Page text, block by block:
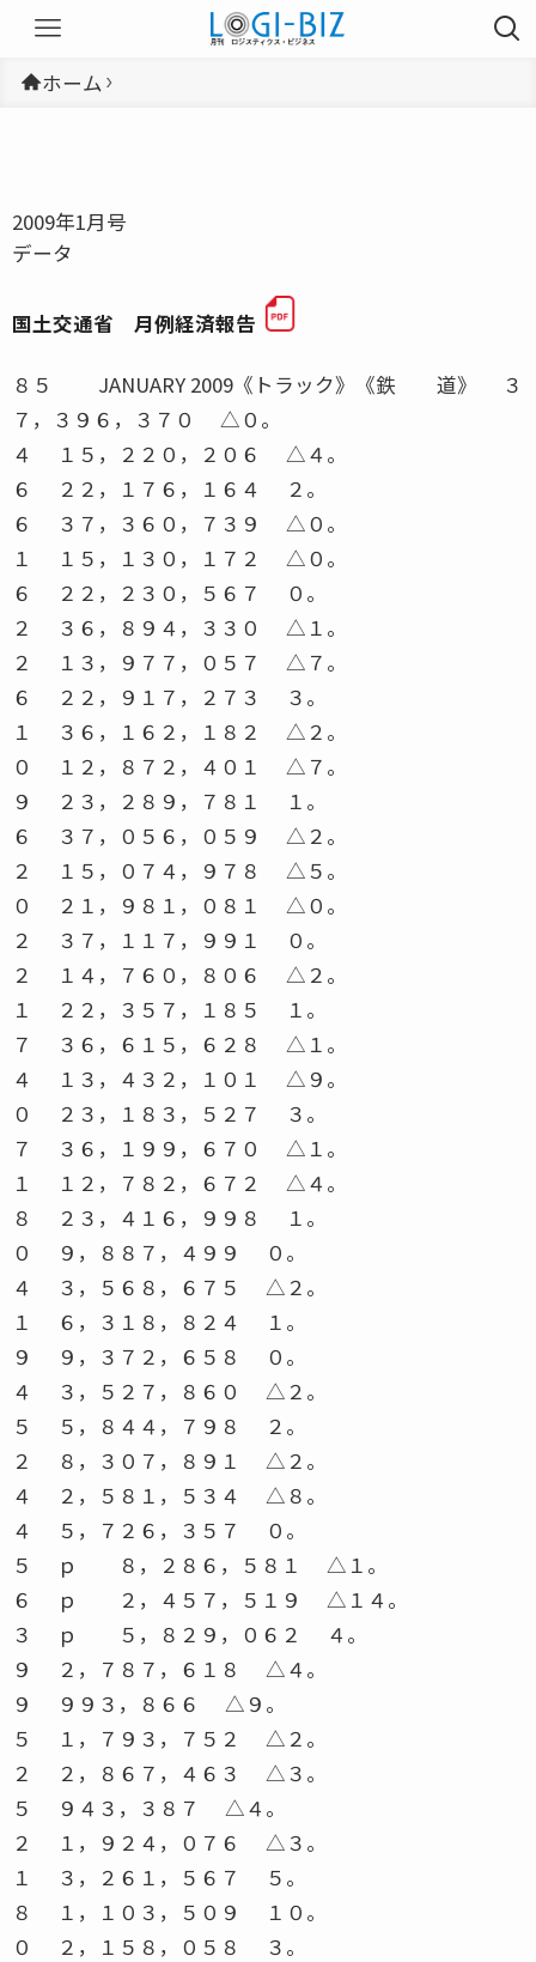
ホーム
2009年1月号
データ
国土交通省 月例経済報告
８５ JANUARY 2009《トラック》《鉄 道》 ３
７，３９６，３７０ △０。
４ １５，２２０，２０６ △４。
６ ２２，１７６，１６４ ２。
６ ３７，３６０，７３９ △０。
１ １５，１３０，１７２ △０。
６ ２２，２３０，５６７ ０。
２ ３６，８９４，３３０ △１。
２ １３，９７７，０５７ △７。
６ ２２，９１７，２７３ ３。
１ ３６，１６２，１８２ △２。
０ １２，８７２，４０１ △７。
９ ２３，２８９，７８１ １。
６ ３７，０５６，０５９ △２。
２ １５，０７４，９７８ △５。
０ ２１，９８１，０８１ △０。
２ ３７，１１７，９９１ ０。
２ １４，７６０，８０６ △２。
１ ２２，３５７，１８５ １。
７ ３６，６１５，６２８ △１。
４ １３，４３２，１０１ △９。
０ ２３，１８３，５２７ ３。
７ ３６，１９９，６７０ △１。
１ １２，７８２，６７２ △４。
８ ２３，４１６，９９８ １。
０ ９，８８７，４９９ ０。
４ ３，５６８，６７５ △２。
１ ６，３１８，８２４ １。
９ ９，３７２，６５８ ０。
４ ３，５２７，８６０ △２。
５ ５，８４４，７９８ ２。
２ ８，３０７，８９１ △２。
４ ２，５８１，５３４ △８。
４ ５，７２６，３５７ ０。
５ ｐ ８，２８６，５８１ △１。
６ ｐ ２，４５７，５１９ △１４。
３ ｐ ５，８２９，０６２ ４。
９ ２，７８７，６１８ △４。
９ ９９３，８６６ △９。
５ １，７９３，７５２ △２。
２ ２，８６７，４６３ △３。
５ ９４３，３８７ △４。
２ １，９２４，０７６ △３。
１ ３，２６１，５６７ ５。
８ １，１０３，５０９ １０。
０ ２，１５８，０５８ ３。